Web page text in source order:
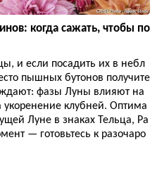
когда сажать, чтобы по
и если посадить их в небл
пышных бутонов получите
фазы Луны влияют на
клубней. Оптима
Луне в знаках Тельца, Ра
— готовьтесь к разочаро